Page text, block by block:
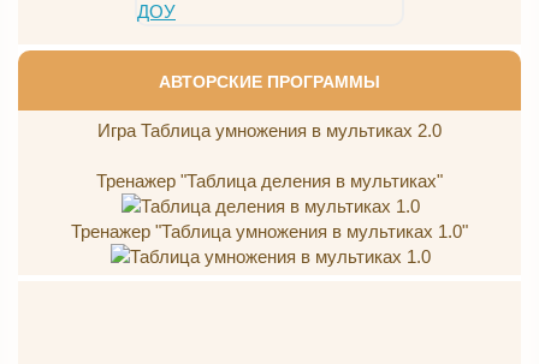
АВТОРСКИЕ ПРОГРАММЫ
Игра Таблица умножения в мультиках 2.0
Тренажер "Таблица деления в мультиках"
Тренажер "Таблица умножения в мультиках 1.0"